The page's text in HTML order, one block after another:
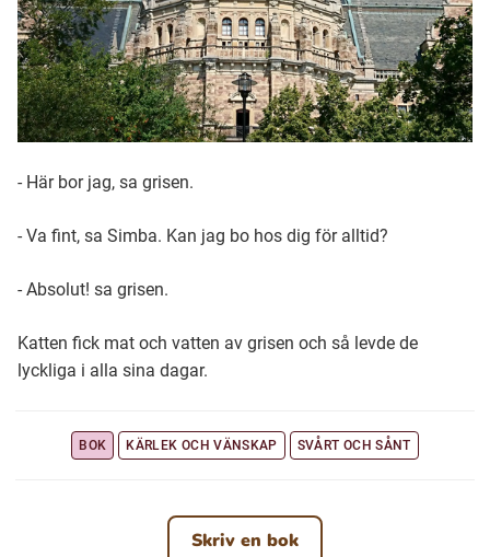
- Här bor jag, sa grisen.
- Va fint, sa Simba. Kan jag bo hos dig för alltid?
- Absolut! sa grisen.
Katten fick mat och vatten av grisen och så levde de
lyckliga i alla sina dagar.
BOK KÄRLEK OCH VÄNSKAP SVÅRT OCH SÅNT
Skriv en bok